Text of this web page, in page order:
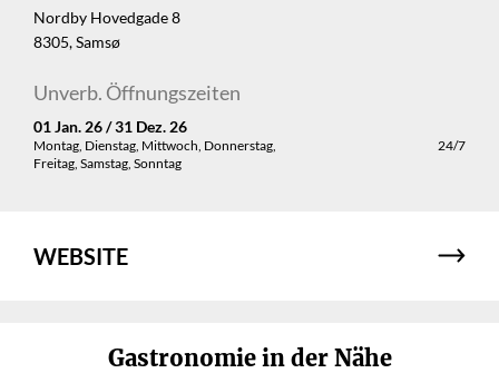
Nordby Hovedgade 8
8305, Samsø
Unverb. Öffnungszeiten
01 Jan. 26 / 31 Dez. 26
Montag, Dienstag, Mittwoch, Donnerstag,
Freitag, Samstag, Sonntag
24/7
WEBSITE
Gastronomie in der Nähe